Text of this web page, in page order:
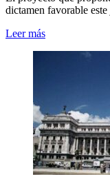
dictamen favorable
Leer más